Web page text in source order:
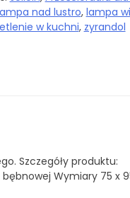
nad lustro, lampa
w kuchni, zyrandol
Szczegóły produktu:
bębnowej Wymiary 75 x